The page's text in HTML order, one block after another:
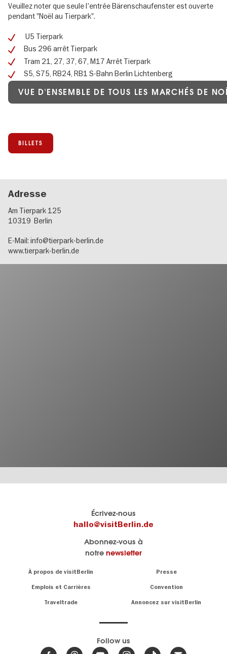
Veuillez noter que seule l'entrée Bärenschaufenster est ouverte
pendant "Noël au Tierpark".
U5 Tierpark
Bus 296 arrêt Tierpark
Tram 21, 27, 37, 67, M17 Arrêt Tierpark
S5, S75, RB24, RB1 S-Bahn Berlin Lichtenberg
VUE D'ENSEMBLE DE TOUS LES MARCHÉS DE
BILLETS
Adresse
Am Tierpark 125
10319 Berlin
E-Mail: info@tierpark-berlin.de
www.tierpark-berlin.de
Écrivez-nous
hallo@visitBerlin.de
Abonnez-vous à
notre newsletter
Navigation:
À propos de visitBerlin Presse
Emplois et Carrières Convention
Traveltrade Annoncez sur visitBerlin
Berlin et sommes
là pour vous.
meilleures
Actualités,
Follow us